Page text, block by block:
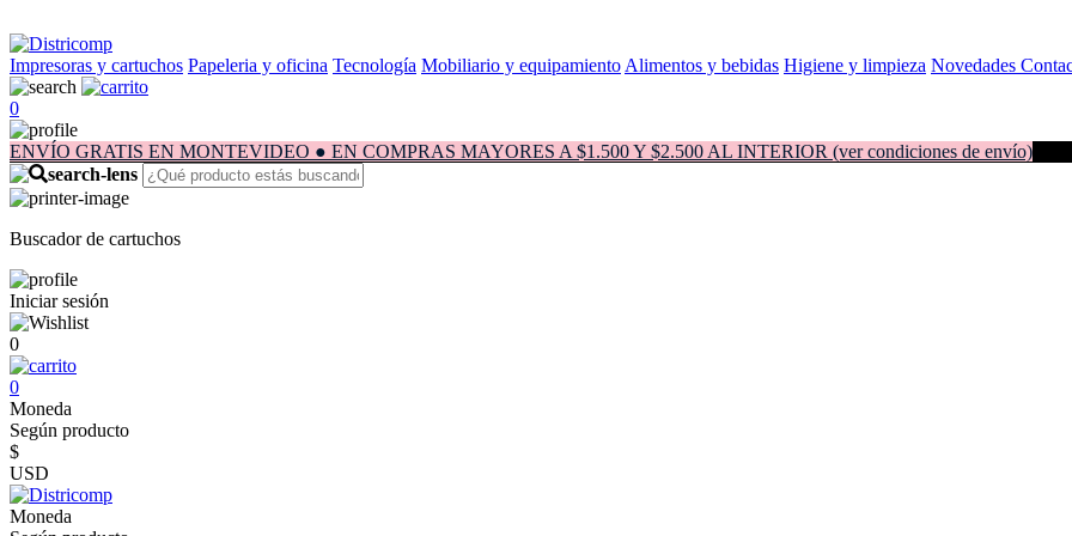
Impresoras y cartuchos Papeleria y oficina Tecnología Mobiliario y equipamiento Alimentos y bebidas Higiene y limpieza Novedades
0
ENVÍO GRATIS EN MONTEVIDEO ● EN COMPRAS MAYORES A $1.500 Y $2.500 AL INTERIOR (ver condiciones de envío)
Buscador de cartuchos
Iniciar sesión
0
0
Moneda
Según producto
$
USD
Moneda